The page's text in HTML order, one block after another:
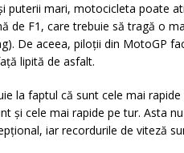
puterii mari, motocicleta poate
de F1, care trebuie să tragă o
De aceea, piloții din MotoGP
lipită de asfalt.
la faptul că sunt cele mai
și cele mai rapide pe tur. Asta
iar recordurile de viteză